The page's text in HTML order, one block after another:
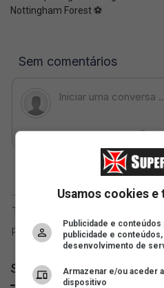
Nottingham Forest ⚽
SuperVasco
Usamos cookies e
Publicidade e
publicidade e
desenvolvimento de
Armazenar e/ou aceder
dispositivo